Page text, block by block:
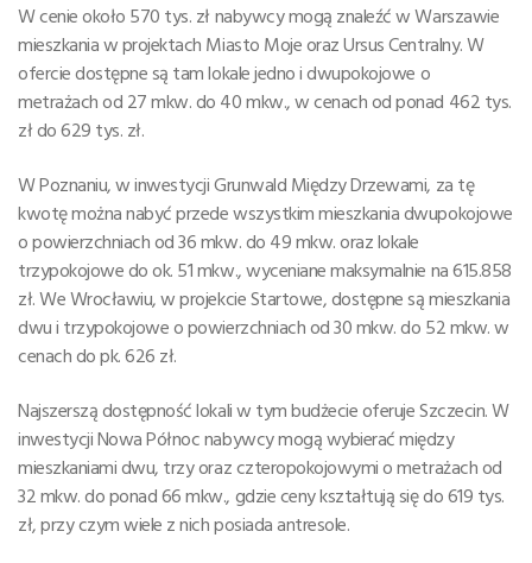
W cenie około 570 tys. zł nabywcy mogą znaleźć w Warszawie
mieszkania w projektach Miasto Moje oraz Ursus Centralny. W
ofercie dostępne są tam lokale jedno i dwupokojowe o
metrażach od 27 mkw. do 40 mkw., w cenach od ponad 462 tys.
zł do 629 tys. zł.
W Poznaniu, w inwestycji Grunwald Między Drzewami, za tę
kwotę można nabyć przede wszystkim mieszkania dwupokojowe
o powierzchniach od 36 mkw. do 49 mkw. oraz lokale
trzypokojowe do ok. 51 mkw., wyceniane maksymalnie na 615.858
zł. We Wrocławiu, w projekcie Startowe, dostępne są mieszkania
dwu i trzypokojowe o powierzchniach od 30 mkw. do 52 mkw. w
cenach do pk. 626 zł.
Najszerszą dostępność lokali w tym budżecie oferuje Szczecin. W
inwestycji Nowa Północ nabywcy mogą wybierać między
mieszkaniami dwu, trzy oraz czteropokojowymi o metrażach od
32 mkw. do ponad 66 mkw., gdzie ceny kształtują się do 619 tys.
zł, przy czym wiele z nich posiada antresole.